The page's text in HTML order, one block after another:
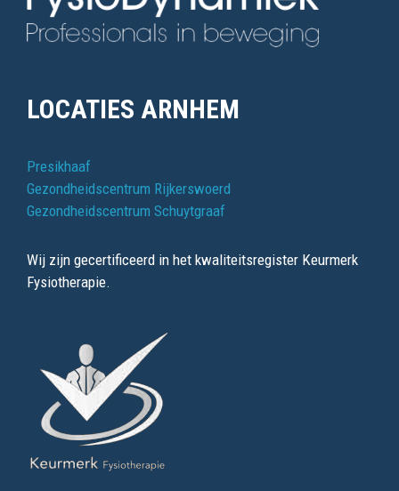
LOCATIES ARNHEM
Presikhaaf
Gezondheidscentrum Rijkerswoerd
Gezondheidscentrum Schuytgraaf
Wij zijn gecertificeerd in het kwaliteitsregister Keurmerk
Fysiotherapie.